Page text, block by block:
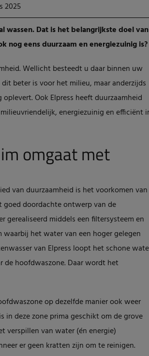
2025
wassen. Dat is het belangrijkste doel van
nog eens duurzaam en energiezuinig is?
Wellicht besteedt u daar binnen uw
beter is voor het milieu, maar anderzijds
Ook Elpress heeft duurzaamheid
energiezuinig en efficiënt
omgaat met
van duurzaamheid is het voorkomen van
doordachte ontwerp van de
middels een filtersysteem en
waarbij het water van een hoger gelegen
van Elpress loopt het schone
de hoofdwaszone. Daar wordt het
op dezelfde manier ook weer
deze zone prima geschikt om de grove
verspillen van water (én energie)
er geen kratten zijn om te reinigen.